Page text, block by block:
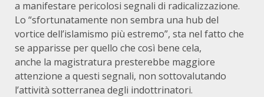
a manifestare pericolosi segnali di radicalizzazione.
Lo “sfortunatamente non sembra una hub del
vortice dell’islamismo più estremo”, sta nel fatto che
se apparisse per quello che così bene cela,
anche la magistratura presterebbe maggiore
attenzione a questi segnali, non sottovalutando
l’attività sotterranea degli indottrinatori.